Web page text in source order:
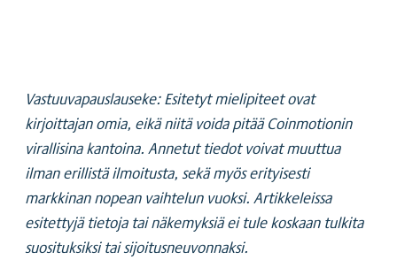
Vastuuvapauslauseke: Esitetyt mielipiteet ovat
kirjoittajan omia, eikä niitä voida pitää Coinmotionin
virallisina kantoina. Annetut tiedot voivat muuttua
ilman erillistä ilmoitusta, sekä myös erityisesti
markkinan nopean vaihtelun vuoksi. Artikkeleissa
esitettyjä tietoja tai näkemyksiä ei tule koskaan tulkita
suosituksiksi tai sijoitusneuvonnaksi.